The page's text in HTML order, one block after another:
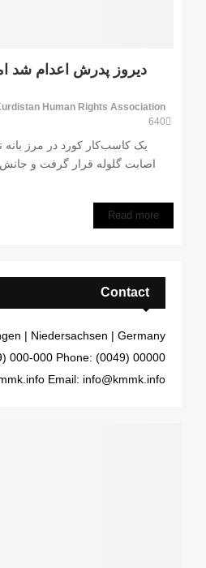
دیروز پدرش اعدام
Human Rights Association
640
یک کاسب‌کار کورد در مرز بانه
اصابت گلوله قرار گرفت و
Read more
Contact
| Niedersachsen | Germany
Phone: (0049) 00000
000-000
Email: info@kmmk.info